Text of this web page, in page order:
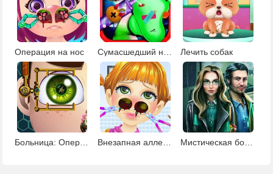
Операция на нос Сумасшедший ногтевой доктор Лечить собак
Больница: Операция на глаз Внезапная аллергия Мистическая больница